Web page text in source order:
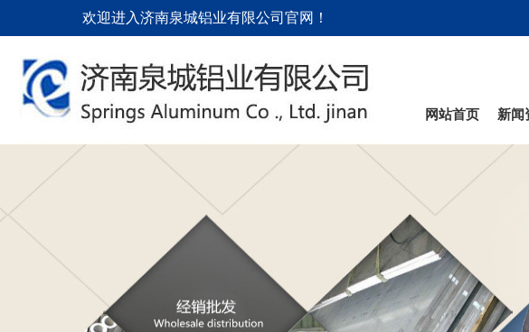
欢迎进入济南泉城铝业有限公司官网！
网站首页 新闻